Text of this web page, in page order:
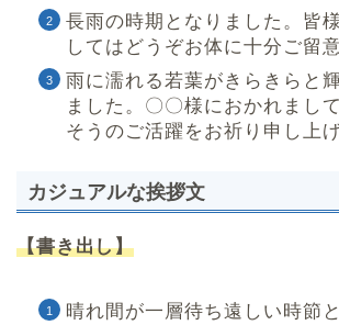
長雨の時期となりました。皆
してはどうぞお体に十分ご留
雨に濡れる若葉がきらきらと
ました。〇〇様におかれまし
そうのご活躍をお祈り申し上げ
カジュアルな挨拶文
【書き出し】
晴れ間が一層待ち遠しい時節